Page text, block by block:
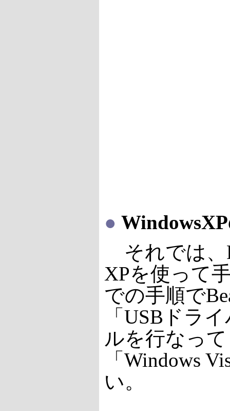
●
それでは、
XPを使って
での手順で
「USBドラ
ルを行なっ
「Windows
い。